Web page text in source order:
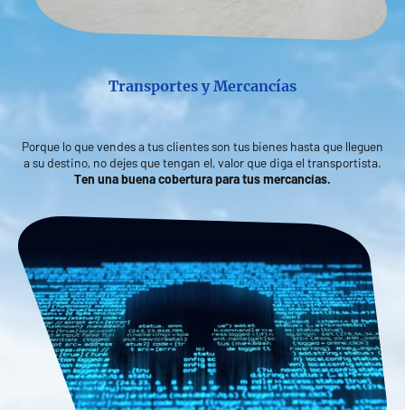
Transportes y Mercancías
Porque lo que vendes a tus clientes son tus bienes hasta que lleguen
a su destino, no dejes que tengan el, valor que diga el transportista.
Ten una buena cobertura para tus mercancías.